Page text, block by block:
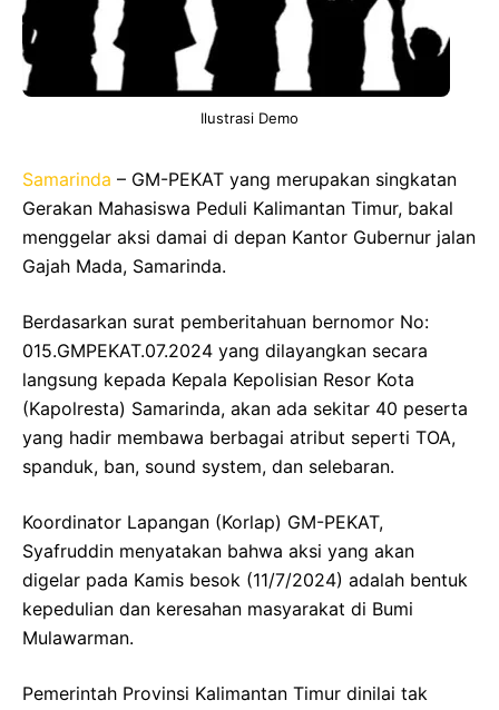
Ilustrasi Demo
Samarinda – GM-PEKAT yang merupakan singkatan
Gerakan Mahasiswa Peduli Kalimantan Timur, bakal
menggelar aksi damai di depan Kantor Gubernur jalan
Gajah Mada, Samarinda.
Berdasarkan surat pemberitahuan bernomor No:
015.GMPEKAT.07.2024 yang dilayangkan secara
langsung kepada Kepala Kepolisian Resor Kota
(Kapolresta) Samarinda, akan ada sekitar 40 peserta
yang hadir membawa berbagai atribut seperti TOA,
spanduk, ban, sound system, dan selebaran.
Koordinator Lapangan (Korlap) GM-PEKAT,
Syafruddin menyatakan bahwa aksi yang akan
digelar pada Kamis besok (11/7/2024) adalah bentuk
kepedulian dan keresahan masyarakat di Bumi
Mulawarman.
Pemerintah Provinsi Kalimantan Timur dinilai tak